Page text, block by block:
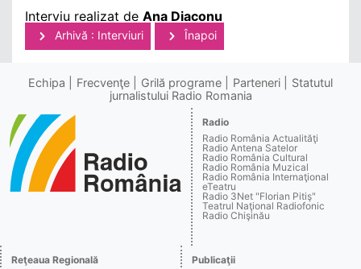
Interviu realizat de Ana Diaconu
Arhivă : Interviuri Înapoi
Echipa Frecvenţe Grilă programe Parteneri
Statutul
jurnalistului Radio Romania
Radio
Radio România Actualităţi
Radio Antena Satelor
Radio România Cultural
Radio România Muzical
Radio România Internaţional
eTeatru
Radio 3Net "Florian Pitiş"
Teatrul Naţional Radiofonic
Radio Chişinău
Reţeaua Regională
Publicaţii